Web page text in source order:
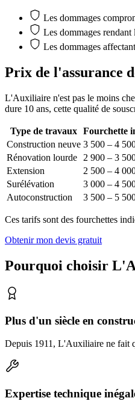
Les dommages
Les dommages
Les dommages
Prix de l'assurance
L'Auxiliaire n'est pas le moins
dure 10 ans, cette qualité de
Type de travaux Fourchette
Construction neuve 3 500 – 4
Rénovation lourde
2 900 – 3
Extension
2 500 – 4
Surélévation
3 000 – 4
Autoconstruction
3 500 – 5
Ces tarifs sont des fourchettes
Obtenir mon devis gratuit
Pourquoi choisir
Plus d'un siècle en
Depuis 1911, L'Auxiliaire ne fait
Expertise technique